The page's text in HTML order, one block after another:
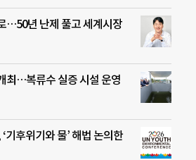
…50년 난제 풀고 세계시장
최…복류수 실증 시설 운영
기후위기와 물’ 해법 논의한